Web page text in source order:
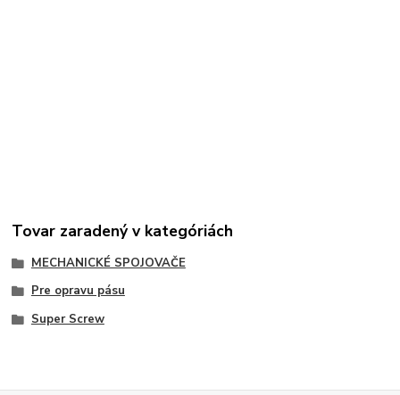
Tovar zaradený v kategóriách
MECHANICKÉ SPOJOVAČE
Pre opravu pásu
Super Screw